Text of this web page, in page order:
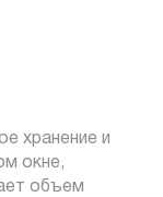
хранение и
окне,
объем